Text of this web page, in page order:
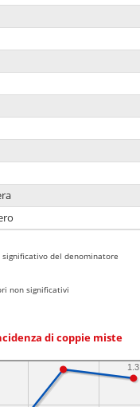
del denominatore
non significativi
di coppie miste
1.3